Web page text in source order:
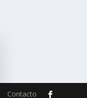
Contacto